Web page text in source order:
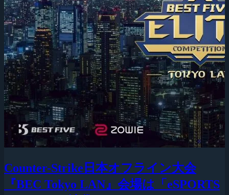
Counter-Strike日本オフライン大会
『BEC Tokyo LAN』会場は「eSPORTS